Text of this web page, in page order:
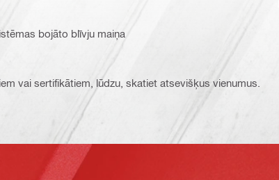
bojāto blīvju maiņa
vai sertifikātiem, lūdzu, skatiet atsevišķus vienumus.